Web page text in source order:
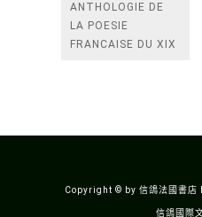
ANTHOLOGIE DE
LA POESIE
FRANCAISE DU XIX
Copyright © by 信鴿法國書
信鴿國際